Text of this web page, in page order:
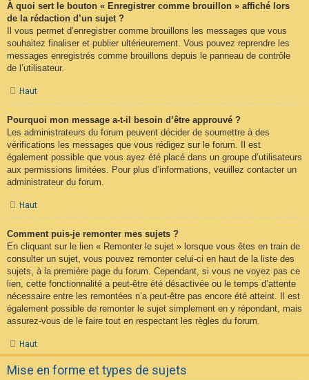
À quoi sert le bouton « Enregistrer comme brouillon » affiché lors
de la rédaction d’un sujet ?
Il vous permet d’enregistrer comme brouillons les messages que vous
souhaitez finaliser et publier ultérieurement. Vous pouvez reprendre les
messages enregistrés comme brouillons depuis le panneau de contrôle
de l’utilisateur.
Haut
Pourquoi mon message a-t-il besoin d’être approuvé ?
Les administrateurs du forum peuvent décider de soumettre à des
vérifications les messages que vous rédigez sur le forum. Il est
également possible que vous ayez été placé dans un groupe d’utilisateurs
aux permissions limitées. Pour plus d’informations, veuillez contacter un
administrateur du forum.
Haut
Comment puis-je remonter mes sujets ?
En cliquant sur le lien « Remonter le sujet » lorsque vous êtes en train de
consulter un sujet, vous pouvez remonter celui-ci en haut de la liste des
sujets, à la première page du forum. Cependant, si vous ne voyez pas ce
lien, cette fonctionnalité a peut-être été désactivée ou le temps d’attente
nécessaire entre les remontées n’a peut-être pas encore été atteint. Il est
également possible de remonter le sujet simplement en y répondant, mais
assurez-vous de le faire tout en respectant les règles du forum.
Haut
Mise en forme et types de sujets